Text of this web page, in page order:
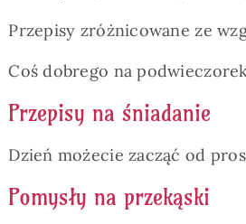
Przepisy zróżnicowane ze
Coś dobrego na
Przepisy na śniadanie
Dzień możecie zacząć od
Pomysły na przekąski